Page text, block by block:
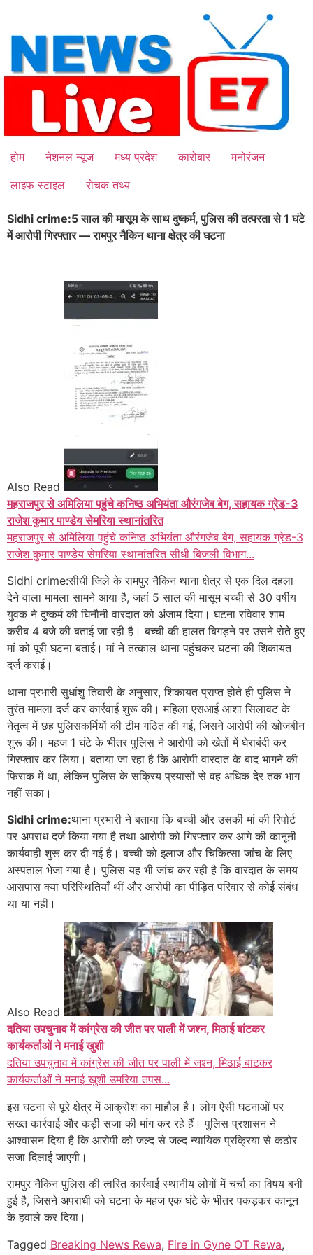
content
होम नेशनल न्यूज मध्य प्रदेश कारोबार
मनोरंजन
लाइफ स्टाइल
रोचक तथ्य
Sidhi crime:5 साल की मासूम के साथ दुष्कर्म, पुलिस की तत्परता से 1 घंटे
में आरोपी गिरफ्तार — रामपुर नैकिन थाना क्षेत्र की घटना
Also Read
महराजपुर से अमिलिया पहुंचे कनिष्ठ अभियंता औरंगजेब बेग, सहायक ग्रेड-3
राजेश कुमार पाण्डेय सेमरिया स्थानांतरित
महराजपुर से अमिलिया पहुंचे कनिष्ठ अभियंता औरंगजेब बेग, सहायक ग्रेड-3
राजेश कुमार पाण्डेय सेमरिया स्थानांतरित सीधी बिजली विभाग...
Sidhi crime:सीधी जिले के रामपुर नैकिन थाना क्षेत्र से एक दिल दहला
देने वाला मामला सामने आया है, जहां 5 साल की मासूम बच्ची से 30 वर्षीय
युवक ने दुष्कर्म की घिनौनी वारदात को अंजाम दिया। घटना रविवार शाम
करीब 4 बजे की बताई जा रही है। बच्ची की हालत बिगड़ने पर उसने रोते हुए
मां को पूरी घटना बताई। मां ने तत्काल थाना पहुंचकर घटना की शिकायत
दर्ज कराई।
थाना प्रभारी सुधांशु तिवारी के अनुसार, शिकायत प्राप्त होते ही पुलिस ने
तुरंत मामला दर्ज कर कार्रवाई शुरू की। महिला एसआई आशा सिलावट के
नेतृत्व में छह पुलिसकर्मियों की टीम गठित की गई, जिसने आरोपी की खोजबीन
शुरू की। महज 1 घंटे के भीतर पुलिस ने आरोपी को खेतों में घेराबंदी कर
गिरफ्तार कर लिया। बताया जा रहा है कि आरोपी वारदात के बाद भागने की
फिराक में था, लेकिन पुलिस के सक्रिय प्रयासों से वह अधिक देर तक भाग
नहीं सका।
Sidhi crime:थाना प्रभारी ने बताया कि बच्ची और उसकी मां की रिपोर्ट
पर अपराध दर्ज किया गया है तथा आरोपी को गिरफ्तार कर आगे की कानूनी
कार्यवाही शुरू कर दी गई है। बच्ची को इलाज और चिकित्सा जांच के लिए
अस्पताल भेजा गया है। पुलिस यह भी जांच कर रही है कि वारदात के समय
आसपास क्या परिस्थितियाँ थीं और आरोपी का पीड़ित परिवार से कोई संबंध
था या नहीं।
Also Read
दतिया उपचुनाव में कांग्रेस की जीत पर पाली में जश्न, मिठाई बांटकर
कार्यकर्ताओं ने मनाई खुशी
दतिया उपचुनाव में कांग्रेस की जीत पर पाली में जश्न, मिठाई बांटकर
कार्यकर्ताओं ने मनाई खुशी उमरिया तपस...
इस घटना से पूरे क्षेत्र में आक्रोश का माहौल है। लोग ऐसी घटनाओं पर
सख्त कार्रवाई और कड़ी सजा की मांग कर रहे हैं। पुलिस प्रशासन ने
आश्वासन दिया है कि आरोपी को जल्द से जल्द न्यायिक प्रक्रिया से कठोर
सजा दिलाई जाएगी।
रामपुर नैकिन पुलिस की त्वरित कार्रवाई स्थानीय लोगों में चर्चा का विषय बनी
हुई है, जिसने अपराधी को घटना के महज एक घंटे के भीतर पकड़कर कानून
के हवाले कर दिया।
Tagged Breaking News Rewa, Fire in Gyne OT Rewa,